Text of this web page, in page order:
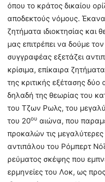
όπου το κράτος δικαίου
αποδεκτούς νόμους.
ζητήματα ιδιοκτησίας και
μας επιτρέπει να δούμε
συγγραφέας εξετάζει
κρίσιμα, επίκαιρα
της κριτικής εξέτασης
δηλαδή της θεωρίας του
του Τζων Ρωλς, του
του 20ου αιώνα, που
προκαλών τις μεγαλύτερες
αντιπάλου του Ρόμπερτ
ρεύματος σκέψης που
ερμηνείες του Λοκ, ως